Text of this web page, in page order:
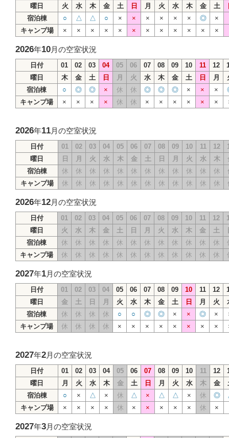
曜日
火 水 木 金 土 日 月 火 水 木 金 土
宿泊棟
○ △ △ ○ × × × × × × ◎ ×
キャンプ場
× × × × × × × × × × × ×
2026年10月の空室状況
日付 01 02 03 04 05 06 07 08 09 10 11 12
曜日
木 金 土 日 月 火 水 木 金 土 日 月
宿泊棟
○ ◎ ◎ × 休 休 ◎ ◎ ◎ × × ×
キャンプ場
× × × × 休 休 × × × × × ×
2026年11月の空室状況
日付 01 02 03 04 05 06 07 08 09 10 11 12
曜日
日 月 火 水 木 金 土 日 月 火 水 木
宿泊棟
休 休 休 休 休 休 休 休 休 休 休 休
キャンプ場
休 休 休 休 休 休 休 休 休 休 休 休
2026年12月の空室状況
日付 01 02 03 04 05 06 07 08 09 10 11 12
曜日
火 水 木 金 土 日 月 火 水 木 金 土
宿泊棟
休 休 休 休 休 休 休 休 休 休 休 休
キャンプ場
休 休 休 休 休 休 休 休 休 休 休 休
2027年1月の空室状況
日付 01 02 03 04 05 06 07 08 09 10 11 12
曜日
金 土 日 月 火 水 木 金 土 日 月 火
宿泊棟
休 休 休 休 ○ ○ ◎ ◎ × × ◎ ×
キャンプ場
休 休 休 休 × × × × × × × ×
2027年2月の空室状況
日付 01 02 03 04 05 06 07 08 09 10 11 12
曜日
月 火 水 木 金 土 日 月 火 水 木 金
宿泊棟
○ × △ × 休 △ × △ △ × 休 ◎
キャンプ場
× × × × 休 × × × × × 休 ×
2027年3月の空室状況